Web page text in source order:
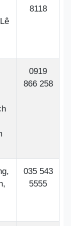
8118
0919
866 258
035 543
5555